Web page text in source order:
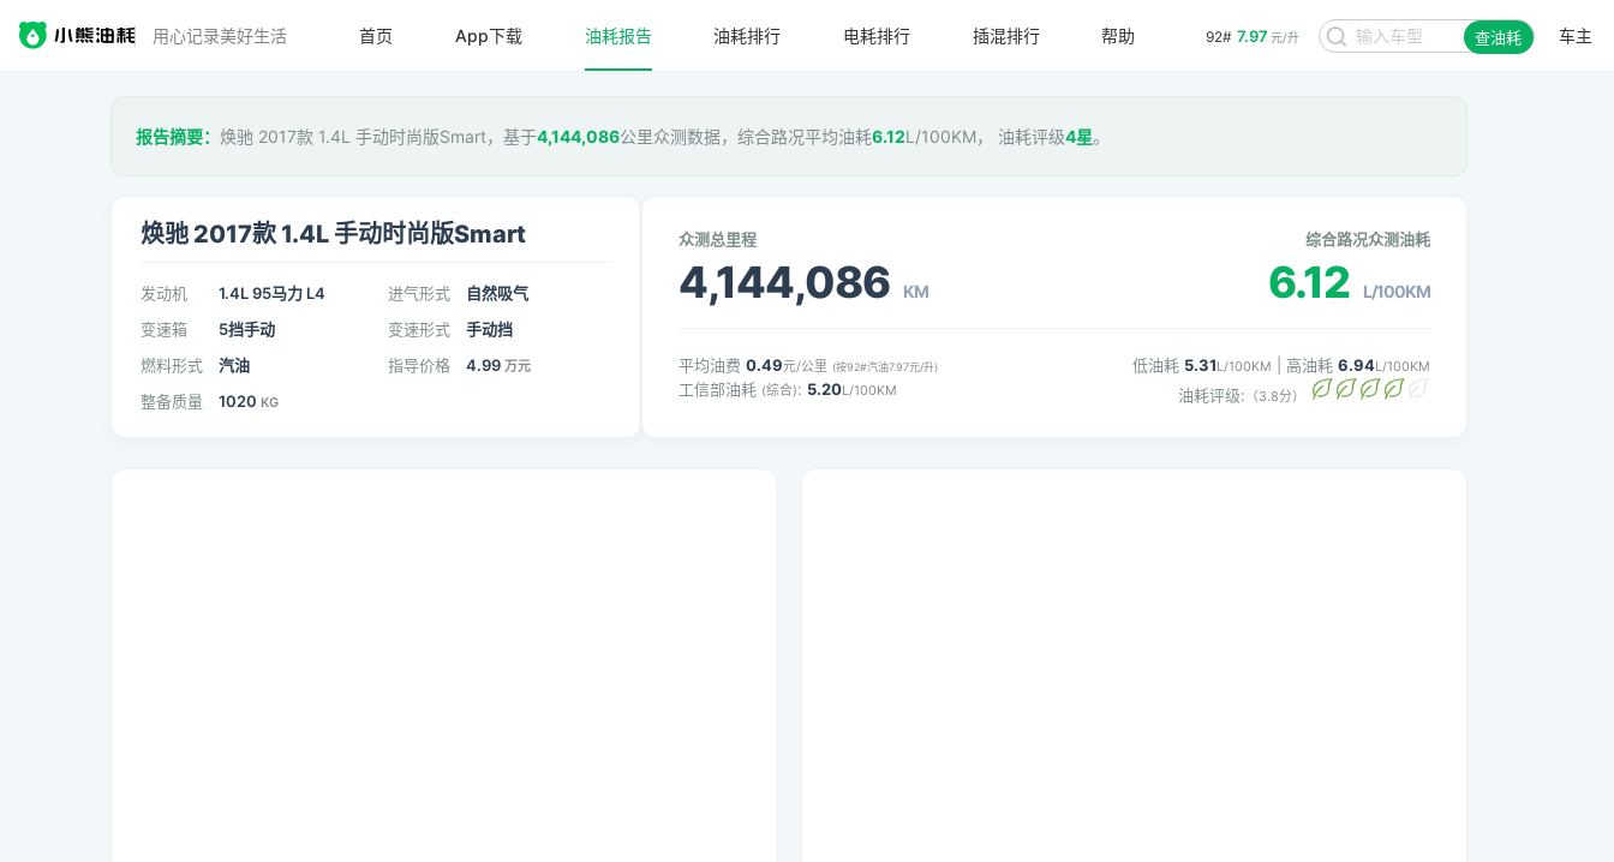
用心记录美好生活 92# 7.97 元/升 查油耗 车主
首页 App下载 油耗报告 油耗排行 电耗排行 插混排行 帮助
报告摘要： 焕驰 2017款 1.4L 手动时尚版Smart，基于4,144,086公里众测数据，综合路况平均油耗6.12L/100KM， 油耗评级4星。
焕驰 2017款 1.4L 手动时尚版Smart
发动机 1.4L 95马力 L4 进气形式
自然吸气
变速箱
5挡手动 变速形式
手动挡
燃料形式
汽油 指导价格 4.99 万元
整备质量 1020 KG
众测总里程
4,144,086 KM
综合路况众测油耗
6.12 L/100KM
平均油费 0.49元/公里 (按92#汽油7.97元/升)
工信部油耗 (综合): 5.20L/100KM
低油耗 5.31L/100KM | 高油耗 6.94L/100KM
油耗评级: （3.8分）